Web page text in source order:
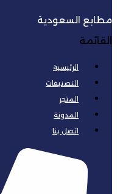
مطابع السعودية
القائمة
الرئيسية
التصنيفات
المتجر
المدونة
اتصل بنا